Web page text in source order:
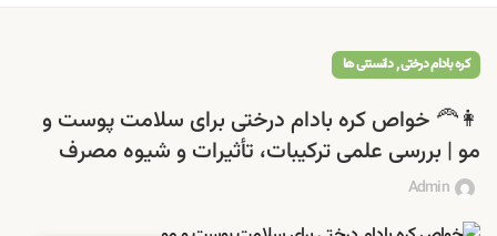
کره بادام درختی,دانستنی ها
👩‍🦰 خواص کره بادام درختی برای سلامت پوست و
مو | بررسی علمی ترکیبات، تأثیرات و شیوه مصرف
Admin